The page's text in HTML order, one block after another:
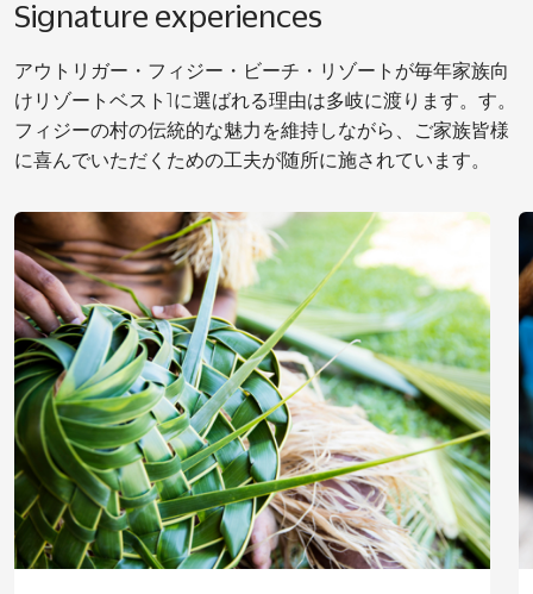
Signature experiences
アウトリガー・フィジー・ビーチ・リゾートが毎年家族向
けリゾートベスト1に選ばれる理由は多岐に渡ります。す。
フィジーの村の伝統的な魅力を維持しながら、ご家族皆様
に喜んでいただくための工夫が随所に施されています。